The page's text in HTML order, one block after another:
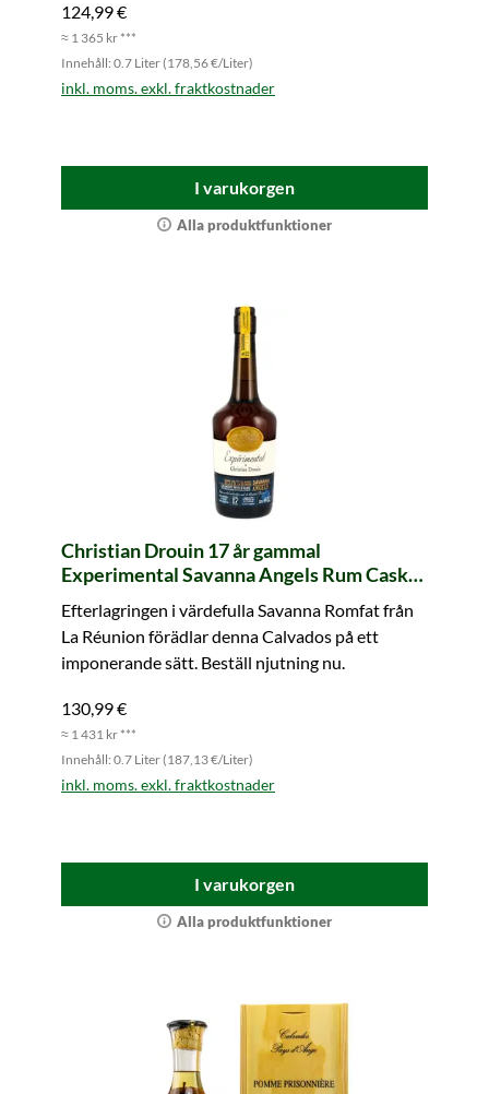
124,99 €
≈ 1 365 kr ***
Innehåll: 0.7 Liter (178,56 €/Liter)
inkl. moms. exkl. fraktkostnader
I varukorgen
Alla produktfunktioner
Christian Drouin 17 år gammal
Experimental Savanna Angels Rum Cask
Efterlagringen i värdefulla Savanna Romfat från
La Réunion förädlar denna Calvados på ett
imponerande sätt. Beställ njutning nu.
130,99 €
≈ 1 431 kr ***
Innehåll: 0.7 Liter (187,13 €/Liter)
inkl. moms. exkl. fraktkostnader
I varukorgen
Alla produktfunktioner